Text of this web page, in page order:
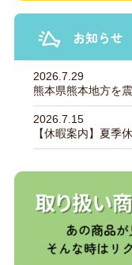
お知らせ
2026.7.29
熊本県熊本地方を
2026.7.15
【休暇案内】夏季